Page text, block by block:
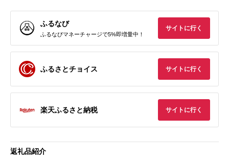
ふるなび
ふるなびマネーチャージで5%即増量中！
サイトに行く
ふるさとチョイス サイトに行く
楽天ふるさと納税 サイトに行く
返礼品紹介